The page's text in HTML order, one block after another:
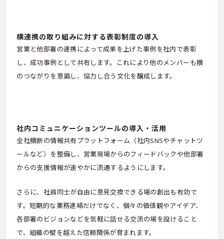
横連携の取り組みに対する表彰制度の導入
営業と他部署の連携によって成果を上げた事例を社内で表彰
し、成功事例として共有します。これにより他のメンバーも横
のつながりを意識し、協力し合う文化を醸成します。
社内コミュニケーションツールの導入・活用
全社横断の情報共有プラットフォーム（社内SNSやチャットツ
ールなど）を整備し、営業現場からのフィードバックや他部署
からの支援情報が速やかに流通するようにします。
さらに、社員同士が自由に意見交換できる場の創出も有効で
す。短期的な業務連絡だけでなく、個々の価値観やアイデア、
各部署のビジョンなどを気軽に話せる交流の場を設けること
で、組織の壁を越えた信頼関係が育まれます。